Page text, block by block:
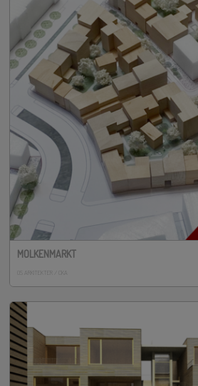
MOLKENMARKT
OS ARKITEKTER / CKA